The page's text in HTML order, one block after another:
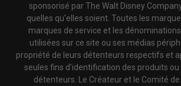
sponsorisé par The Walt Disney
quelles qu'elles soient. Toutes les
marques de service et les
utilisées sur ce site ou ses médias
propriété de leurs détenteurs respectifs et
seules fins d'identification des produits
détenteurs. Le Créateur et le Comité